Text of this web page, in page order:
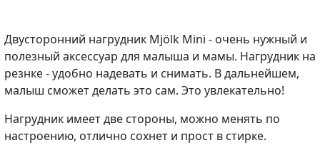
Двусторонний нагрудник Mjölk Mini - очень нужный и
полезный аксессуар для малыша и мамы. Нагрудник на
резнке - удобно надевать и снимать. В дальнейшем,
малыш сможет делать это сам. Это увлекательно!
Нагрудник имеет две стороны, можно менять по
настроению, отлично сохнет и прост в стирке.